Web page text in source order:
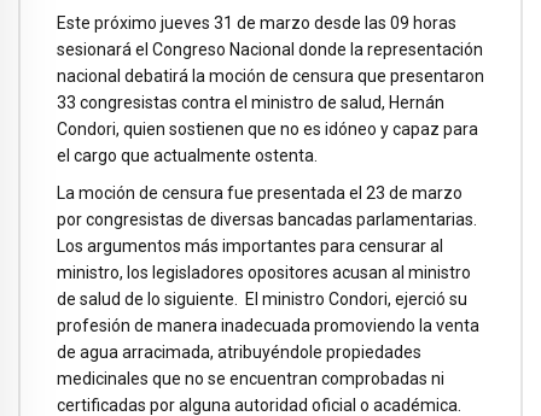
Este próximo jueves 31 de marzo desde las 09 horas
sesionará el Congreso Nacional donde la representación
nacional debatirá la moción de censura que presentaron
33 congresistas contra el ministro de salud, Hernán
Condori, quien sostienen que no es idóneo y capaz para
el cargo que actualmente ostenta.
La moción de censura fue presentada el 23 de marzo
por congresistas de diversas bancadas parlamentarias.
Los argumentos más importantes para censurar al
ministro, los legisladores opositores acusan al ministro
de salud de lo siguiente. El ministro Condori, ejerció su
profesión de manera inadecuada promoviendo la venta
de agua arracimada, atribuyéndole propiedades
medicinales que no se encuentran comprobadas ni
certificadas por alguna autoridad oficial o académica.